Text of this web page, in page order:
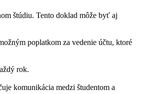
štúdiu. Tento doklad môže byť aj
poplatkom za vedenie účtu, ktoré
rok.
komunikácia medzi študentom a